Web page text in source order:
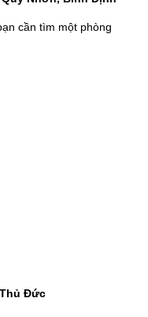
cần tìm một phòng
Đức